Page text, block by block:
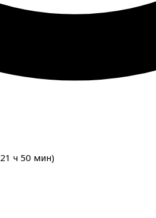
21 ч 50 мин)